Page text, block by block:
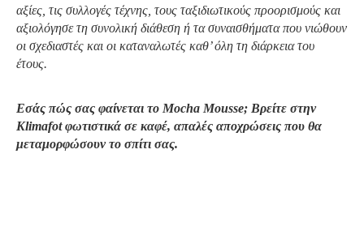
αξίες, τις συλλογές τέχνης, τους ταξιδιωτικούς προορισμούς και
αξιολόγησε τη συνολική διάθεση ή τα συναισθήματα που νιώθουν
οι σχεδιαστές και οι καταναλωτές καθ’ όλη τη διάρκεια του
έτους.
Εσάς πώς σας φαίνεται το Mocha Mousse; Βρείτε στην
Klimafotφωτιστικά σε καφέ, απαλές αποχρώσεις που θα
μεταμορφώσουν το σπίτι σας.